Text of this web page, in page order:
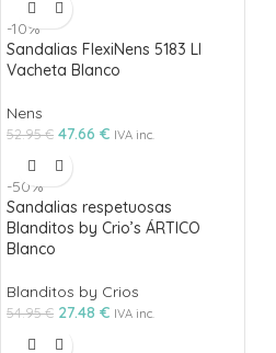
-10%
Sandalias FlexiNens 5183 LI
Vacheta Blanco
Nens
52.95€ 47.66 € IVA inc.
-50%
Sandalias respetuosas
Blanditos by Crio’s ÁRTICO
Blanco
Blanditos by Crios
54.95€ 27.48 € IVA inc.